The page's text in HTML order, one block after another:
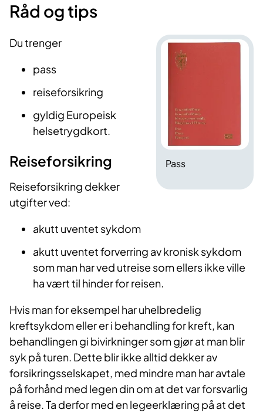
Råd og tips
Pass
Du trenger
pass
reiseforsikring
gyldig Europeisk
helsetrygdkort.
Reiseforsikring
Reiseforsikring dekker
utgifter ved:
akutt uventet sykdom
akutt uventet forverring av kronisk sykdom
som man har ved utreise som ellers ikke ville
ha vært til hinder for reisen.
Hvis man for eksempel har uhelbredelig
kreftsykdom eller er i behandling for kreft, kan
behandlingen gi bivirkninger som gjør at man blir
syk på turen. Dette blir ikke alltid dekker av
forsikringsselskapet, med mindre man har avtale
på forhånd med legen din om at det var forsvarlig
å reise. Ta derfor med en legeerklæring på at det